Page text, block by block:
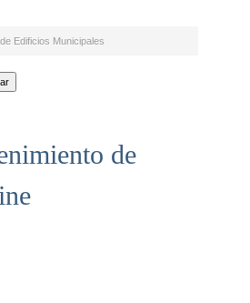
Edificios Municipales
de